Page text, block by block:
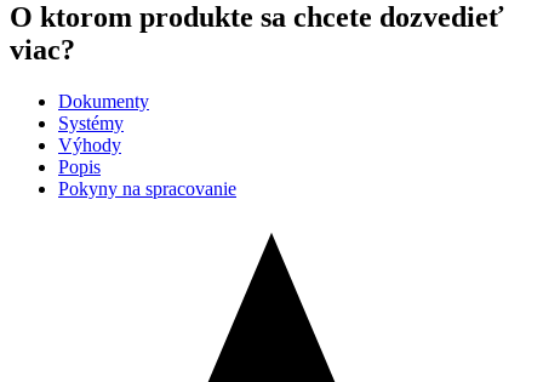
O ktorom produkte sa chcete dozvedieť
viac?
Dokumenty
Systémy
Výhody
Popis
Pokyny na spracovanie